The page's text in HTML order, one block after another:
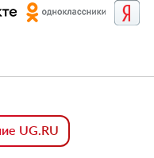
UG.RU